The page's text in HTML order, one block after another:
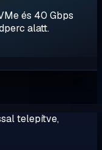
és 40 Gbps
alatt.
telepítve,